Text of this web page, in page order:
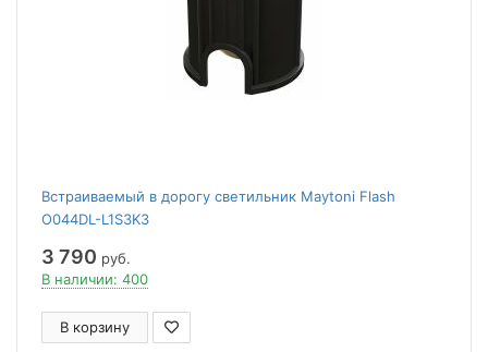
Встраиваемый в дорогу светильник Maytoni Flash
O044DL-L1S3K3
3 790 руб.
В наличии: 400
В корзину